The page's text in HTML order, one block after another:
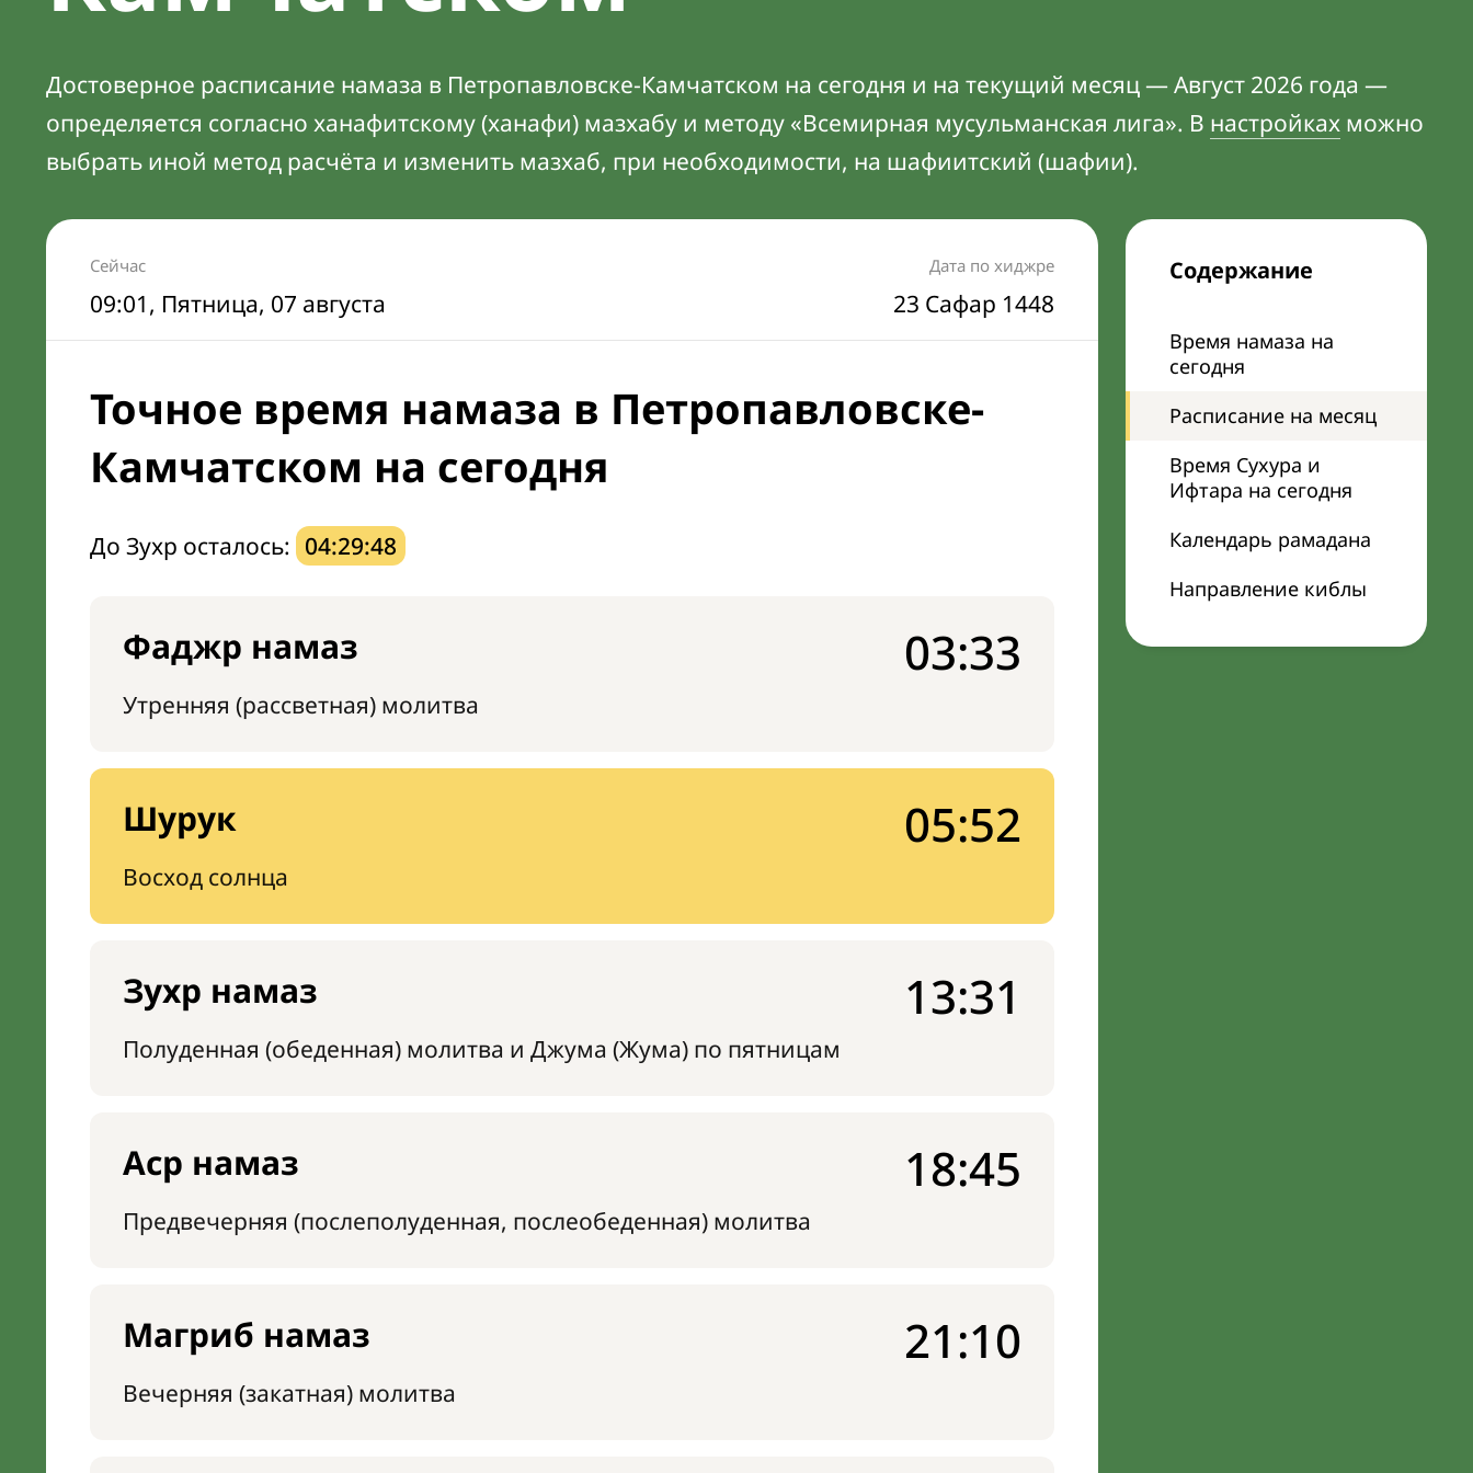
Достоверное расписание намаза в Петропавловске-Камчатском на сегодня и на текущий месяц — Август 2026 года —
определяется согласно ханафитскому (ханафи) мазхабу и методу «Всемирная мусульманская лига». В настройках можно
выбрать иной метод расчёта и изменить мазхаб, при необходимости, на шафиитский (шафии).
Содержание
Время намаза на
сегодня
Расписание на месяц
Время Сухура и
Ифтара на сегодня
Календарь рамадана
Направление киблы
Сейчас
09:01, Пятница, 07 августа
Дата по хиджре
23 Сафар 1448
Точное время намаза в Петропавловске-
Камчатском на сегодня
До Зухр осталось: 04:29:47
Фаджр намаз
Утренняя (рассветная) молитва
03:33
Шурук
Восход солнца
05:52
Зухр намаз
Полуденная (обеденная) молитва и Джума (Жума) по пятницам
13:31
Аср намаз
Предвечерняя (послеполуденная, послеобеденная) молитва
18:45
Магриб намаз
Вечерняя (закатная) молитва
21:10